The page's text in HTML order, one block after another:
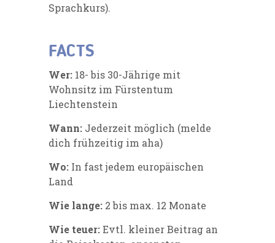
Sprachkurs).
FACTS
Wer: 18- bis 30-Jährige mit
Wohnsitz im Fürstentum
Liechtenstein
Wann: Jederzeit möglich (melde
dich frühzeitig im aha)
Wo: In fast jedem europäischen
Land
Wie lange: 2 bis max. 12 Monate
Wie teuer:Evtl. kleiner Beitrag an